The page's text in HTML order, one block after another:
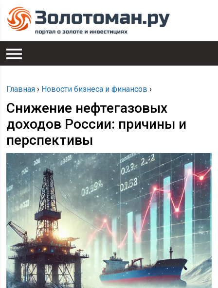
Главная › Новости бизнеса и финансов ›
Снижение нефтегазовых
доходов России: причины и
перспективы